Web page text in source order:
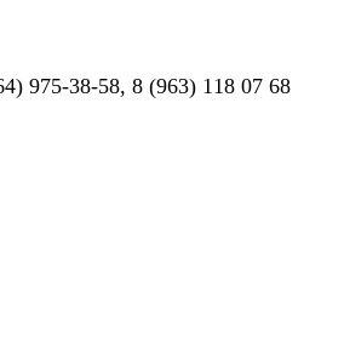
975-38-58, 8 (963) 118 07 68